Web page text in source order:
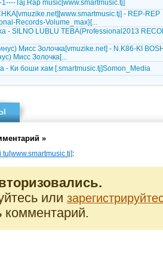
Taj.Rap music[www.smartmusic.tj]
- REP-REP
Records-Volume_max}[...
- SILNO LUBLU TEBA(Professional2013
Мисс Золочка[vmuzike.net] - N.K86-KI
Мисс Золочка[...
- Ки боши хам [.smartmusic.tj]Somon_Media
»
tu[www.smartmusic.tj]:
или
комментарий.